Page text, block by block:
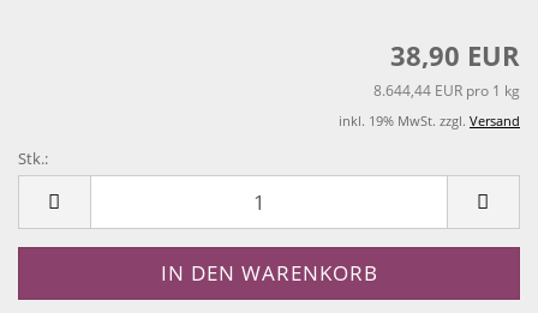
38,90 EUR
8.644,44 EUR pro 1 kg
inkl. 19% MwSt. zzgl. Versand
Stk.: